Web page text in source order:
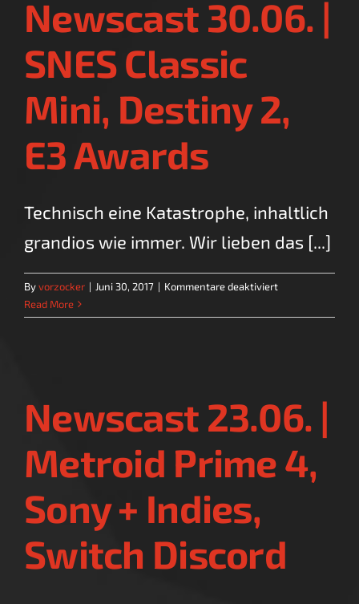
Newscast 30.06. |
SNES Classic
Mini, Destiny 2,
E3 Awards
Technisch eine Katastrophe, inhaltlich
grandios wie immer. Wir lieben das [...]
Byvorzocker | Juni 30, 2017 | Kommentare deaktiviertfür
30.06.
Destiny
2,
Awards
Read More
Newscast 23.06. |
Metroid Prime 4,
Sony + Indies,
Switch Discord